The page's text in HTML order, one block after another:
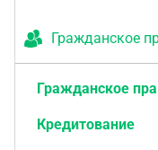
Гражданское
Гражданское
Кредитование